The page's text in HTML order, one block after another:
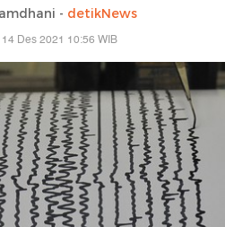
- detikNews
Des 2021 10:56 WIB